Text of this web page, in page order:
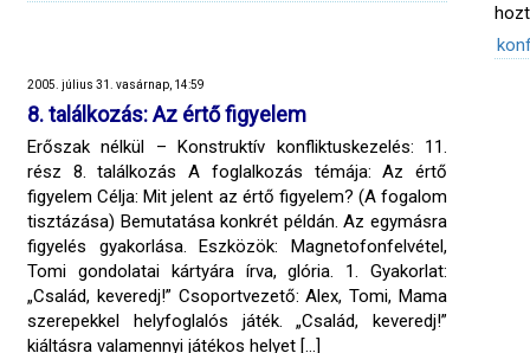
2005. július 31. vasárnap, 14:59
8. találkozás: Az értő figyelem
Erőszak nélkül – Konstruktív konfliktuskezelés: 11.
rész 8. találkozás A foglalkozás témája: Az értő
figyelem Célja: Mit jelent az értő figyelem? (A fogalom
tisztázása) Bemutatása konkrét példán. Az egymásra
figyelés gyakorlása. Eszközök: Magnetofonfelvétel,
Tomi gondolatai kártyára írva, glória. 1. Gyakorlat:
„Család, keveredj!” Csoportvezető: Alex, Tomi, Mama
szerepekkel helyfoglalós játék. „Család, keveredj!”
kiáltásra valamennyi játékos helyet […]